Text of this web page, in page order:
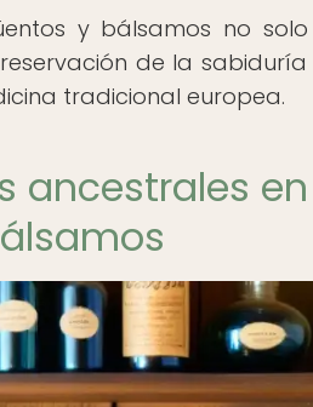
y bálsamos no
de la
tradicional europea.
ancestrales